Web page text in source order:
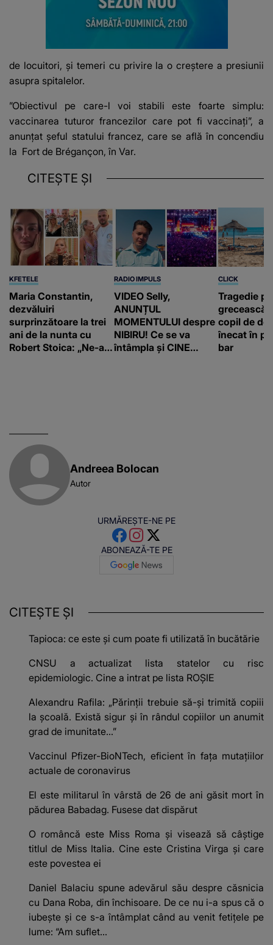
de locuitori, şi temeri cu privire la o creştere a presiunii
asupra spitalelor.
”Obiectivul pe care-l voi stabili este foarte simplu:
vaccinarea tuturor francezilor care pot fi vaccinaţi”, a
anunţat şeful statului francez, care se află în concendiu
la Fort de Brégançon, în Var.
CITEȘTE ȘI
KFETELE
Maria Constantin,
dezvăluiri
surprinzătoare la trei
ani de la nunta cu
Robert Stoica: „Ne-a
RADIO IMPULS
VIDEO Selly,
ANUNȚUL
MOMENTULUI despre
NIBIRU! Ce se va
întâmpla și CINE
CLICK
Tragedie
grecească
copil de
înecat în
bar
Andreea Bolocan
Autor
URMĂREȘTE-NE PE
ABONEAZĂ-TE PE
CITEȘTE ȘI
Tapioca: ce este și cum poate fi utilizată în bucătărie
CNSU a actualizat lista statelor cu risc
epidemiologic. Cine a intrat pe lista ROȘIE
Alexandru Rafila: „Părinţii trebuie să-şi trimită copiii
la şcoală. Există sigur şi în rândul copiilor un anumit
grad de imunitate...”
Vaccinul Pfizer-BioNTech, eficient în fața mutațiilor
actuale de coronavirus
El este militarul în vârstă de 26 de ani găsit mort în
pădurea Babadag. Fusese dat dispărut
O româncă este Miss Roma și visează să câștige
titlul de Miss Italia. Cine este Cristina Virga și care
este povestea ei
Daniel Balaciu spune adevărul său despre căsnicia
cu Dana Roba, din închisoare. De ce nu i-a spus că o
iubește și ce s-a întâmplat când au venit fetițele pe
lume: “Am suflet...